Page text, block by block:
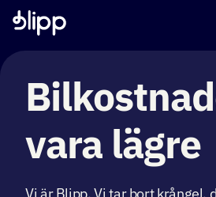
vara lägre